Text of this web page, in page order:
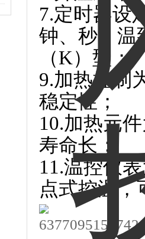
7.定时器设
钟、秒）温
（K）型；
9.加热控制
稳定性；
10.加热元
寿命长；
11.温控仪
点式控温，